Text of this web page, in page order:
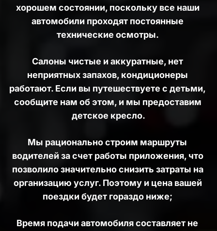
хорошем состоянии, поскольку все наши
автомобили проходят постоянные
технические осмотры.
Салоны чистые и аккуратные, нет
неприятных запахов, кондиционеры
работают. Если вы путешествуете с детьми,
сообщите нам об этом, и мы предоставим
детское кресло.
Мы рационально строим маршруты
водителей за счет работы приложения, что
позволило значительно снизить затраты на
организацию услуг. Поэтому и цена вашей
поездки будет гораздо ниже;
Время подачи автомобиля составляет не